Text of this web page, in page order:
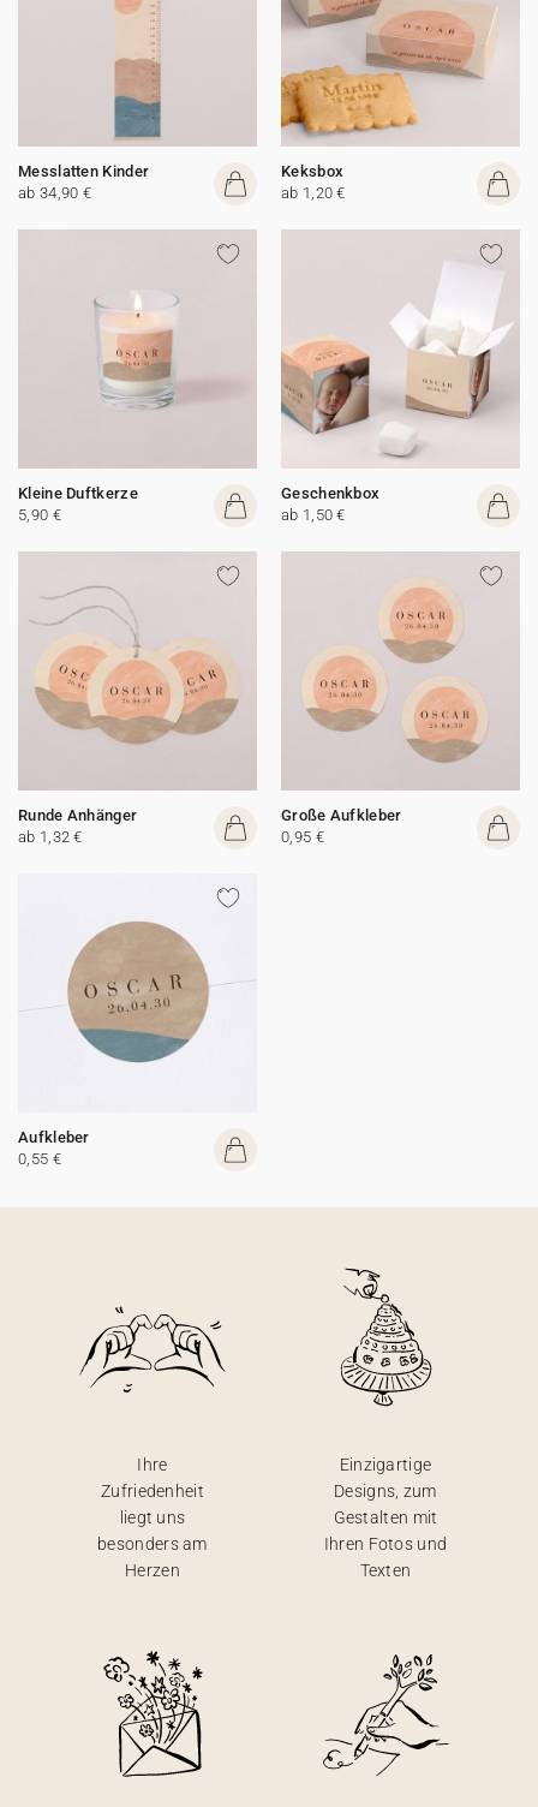
Messlatten Kinder
ab 34,90 €
Keksbox
ab 1,20 €
Kleine Duftkerze
5,90 €
Geschenkbox
ab 1,50 €
Runde Anhänger
ab 1,32 €
Große Aufkleber
0,95 €
Aufkleber
0,55 €
Ihre
Zufriedenheit
liegt uns
besonders am
Herzen
Einzigartige
Designs, zum
Gestalten mit
Ihren Fotos und
Texten